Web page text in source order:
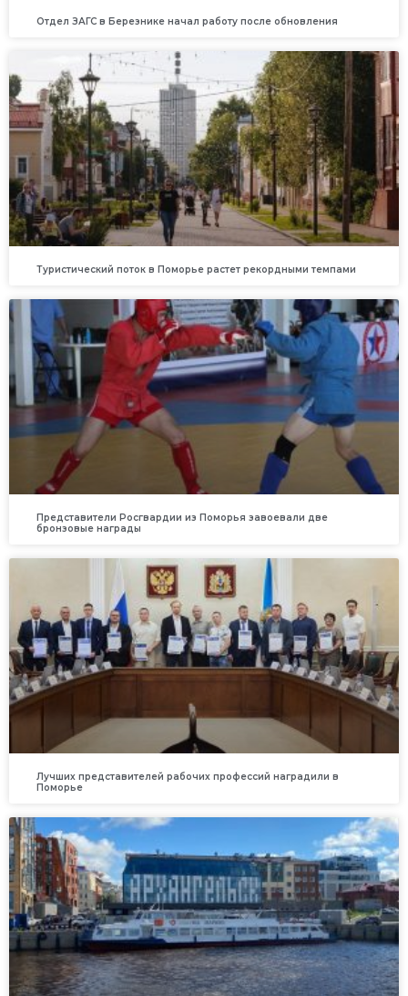
Отдел ЗАГС в Березнике начал работу после обновления
Туристический поток в Поморье растет рекордными темпами
Представители Росгвардии из Поморья завоевали две
бронзовые награды
Лучших представителей рабочих профессий наградили в
Поморье